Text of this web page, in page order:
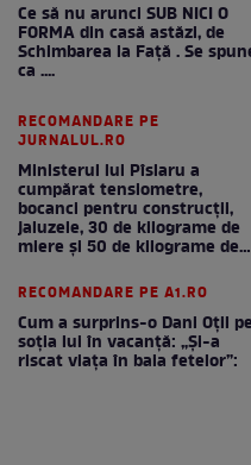
Ce să nu arunci SUB NICI O
FORMA din casă astăzi, de
Schimbarea la Față . Se
ca ....
RECOMANDARE PE
JURNALUL.RO
Ministerul lui Pîslaru a
cumpărat tensiometre,
bocanci pentru construcții,
jaluzele, 30 de kilograme de
miere și 50 de kilograme de
RECOMANDARE PE A1.RO
Cum a surprins-o Dani Oțil pe
soția lui în vacanță: „Și-a
riscat viața în baia fetelor”: